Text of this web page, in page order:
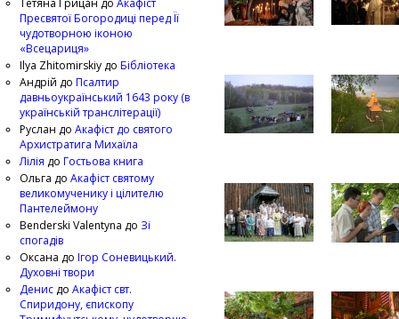
Пресвятої Богородиці перед Її
чудотворною іконою
«Всецариця»
Ilya Zhitomirskiy до Бібліотека
Андрій до Псалтир
давньоукраїнський 1643 року (в
українській транслітерації)
Руслан до Акафіст до святого
Архистратига Михаїла
Лілія до Гостьова книга
Ольга до Акафіст святому
великомученику і цілителю
Пантелеймону
Benderski Valentyna до Зі
спогадів
Оксана до Ігор Соневицький.
Духовні твори
Денис до Акафіст свт.
Спиридону, єпископу